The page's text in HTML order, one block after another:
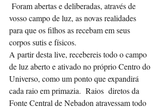
Foram abertas e deliberadas, através de
vosso campo de luz, as novas realidades
para que os filhos as recebam em seus
corpos sutis e físicos.
A partir desta live, recebereis todo o campo
de luz aberto e ativado no próprio Centro do
Universo, como um ponto que expandirá
cada raio em primazia.  Raios  diretos da
Fonte Central de Nebadon atravessam todo